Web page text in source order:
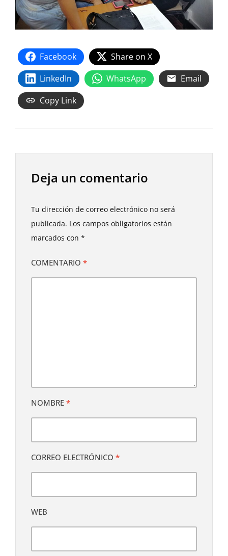
Facebook
Share on X
LinkedIn
WhatsApp
Email
Copy Link
Deja un comentario
Tu dirección de correo electrónico no será
publicada. Los campos obligatorios están
marcados con *
COMENTARIO *
NOMBRE *
CORREO ELECTRÓNICO *
WEB